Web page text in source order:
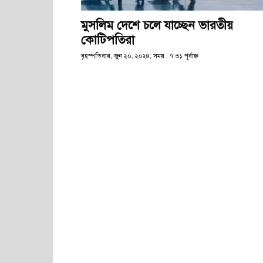
মুসলিম দেশে চলে যাচ্ছেন ভারতীয়
কোটিপতিরা
বৃহস্পতিবার, জুন ২০, ২০২৪; সময় : ৭:৩১ পূর্বাহ্ণ